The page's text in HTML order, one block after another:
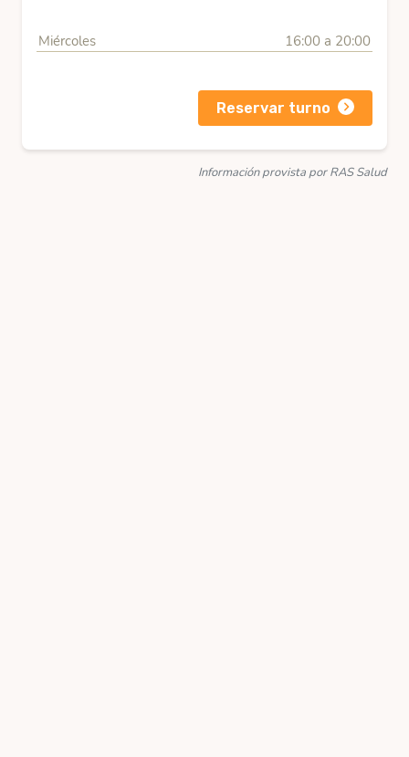
Miércoles 16:00 a 20:00
Reservar turno
Información provista por RAS Salud